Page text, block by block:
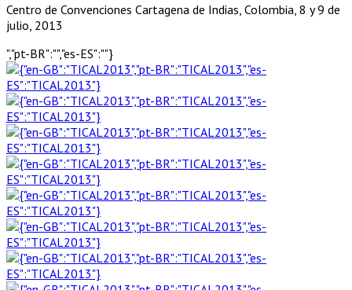
Centro de Convenciones Cartagena de Indias, Colombia, 8 y 9 de
julio, 2013
","pt-BR":"","es-ES":""}